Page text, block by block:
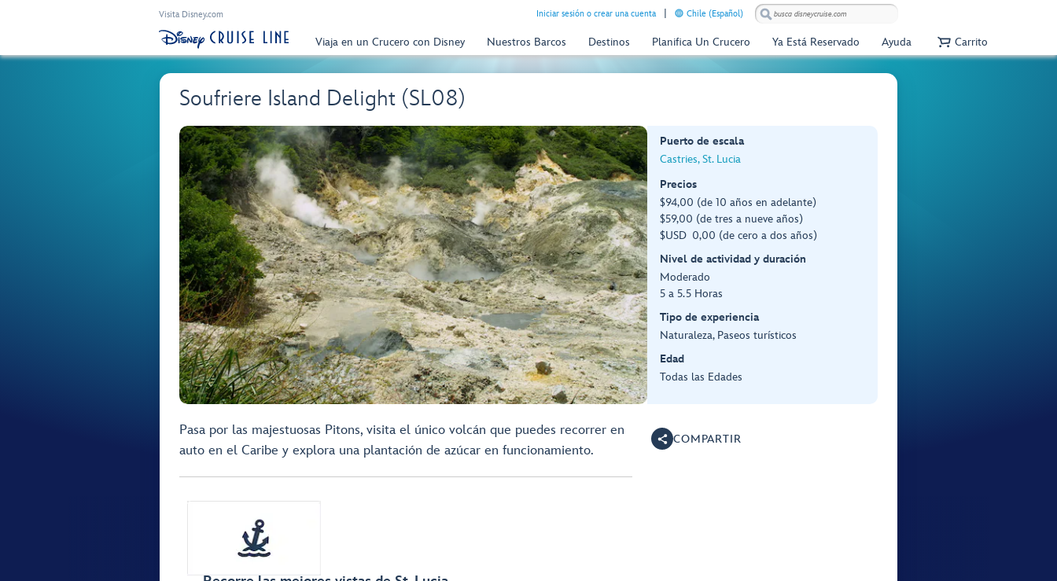
Visita Disney.com Iniciar sesión o crear una cuenta Chile (Español)
Viaja en un Crucero con Disney Nuestros Barcos Destinos Planifica Un Crucero Ya Está Reservado Ayuda Carrito
Soufriere Island Delight (SL08)
Puerto de escala
Castries, St. Lucia
Precios
$94,00 (de 10 años en adelante)
$59,00 (de tres a nueve años)
$USD 0,00 (de cero a dos años)
Nivel de actividad y duración
Moderado
5 a 5.5 Horas
Tipo de experiencia
Naturaleza, Paseos turísticos
Edad
Todas las Edades
Pasa por las majestuosas Pitons, visita el único volcán que puedes recorrer en
auto en el Caribe y explora una plantación de azúcar en funcionamiento.
COMPARTIR